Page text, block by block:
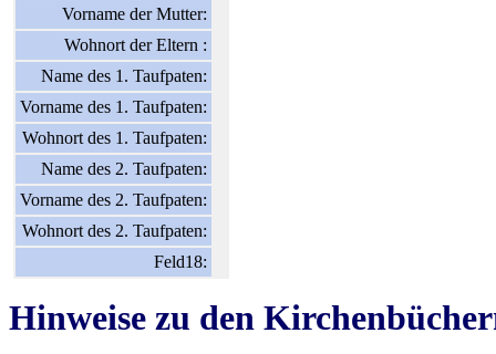
Vorname der Mutter:
Wohnort der Eltern :
Name des 1. Taufpaten:
Vorname des 1. Taufpaten:
Wohnort des 1. Taufpaten:
Name des 2. Taufpaten:
Vorname des 2. Taufpaten:
Wohnort des 2. Taufpaten:
Feld18:
Hinweise zu den